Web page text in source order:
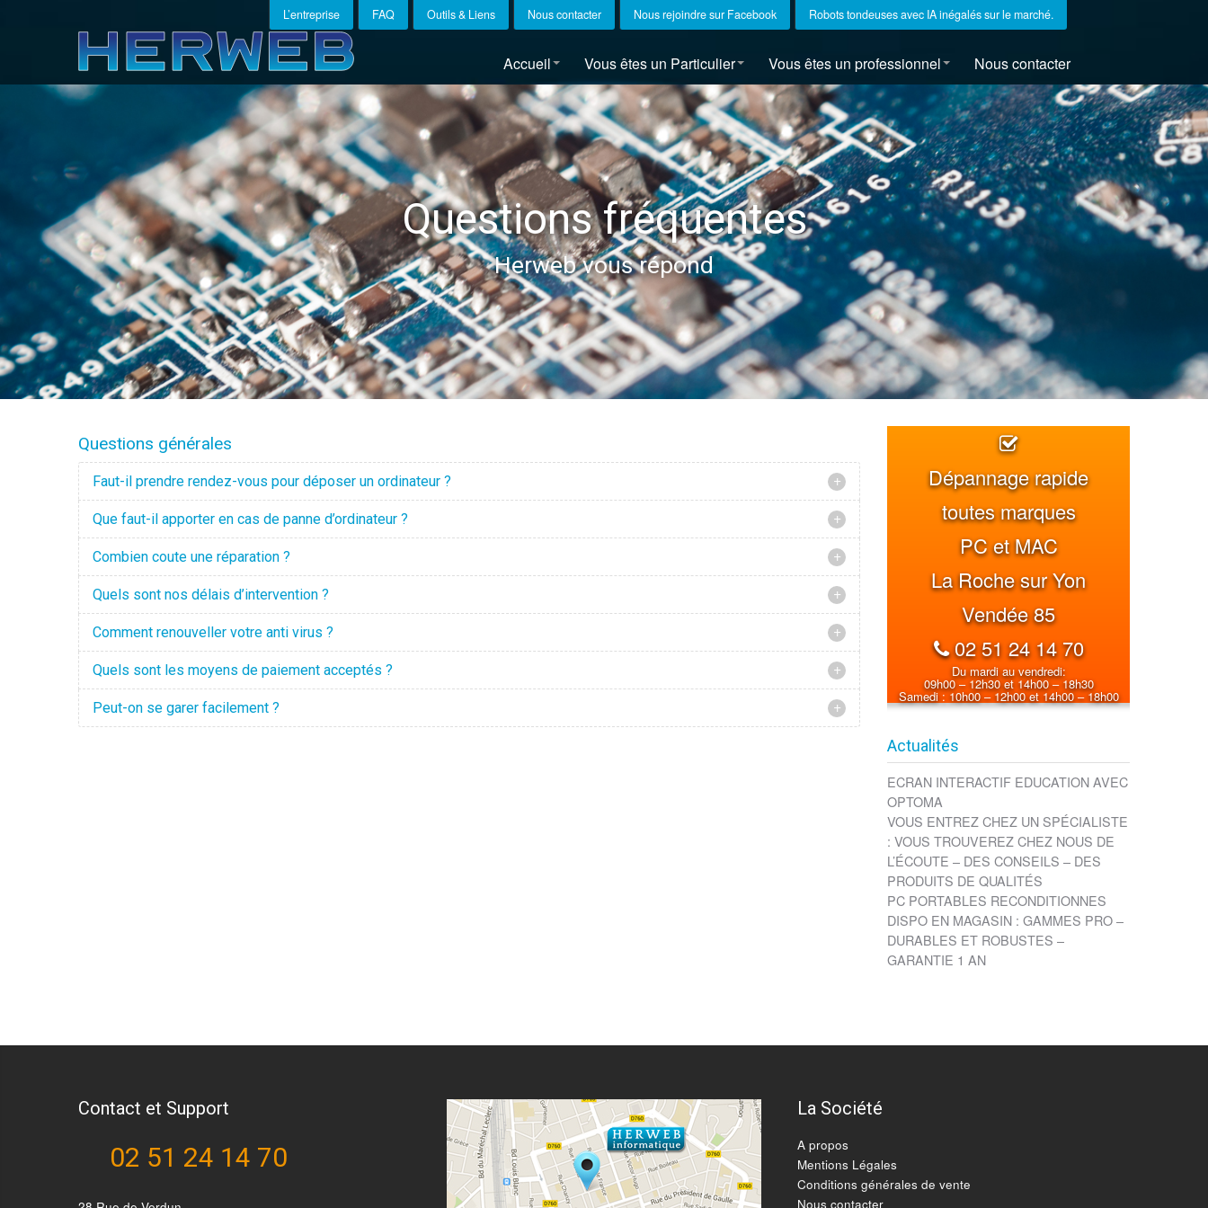
L’entreprise FAQ Outils & Liens Nous contacter Nous rejoindre sur Facebook Robots tondeuses avec IA inégalés sur le marché.
Accueil Vous êtes un Particulier Vous êtes un professionnel Nous contacter
Questions fréquentes
Herweb vous répond
Questions générales
Faut-il prendre rendez-vous pour déposer un ordinateur ?
Que faut-il apporter en cas de panne d’ordinateur ?
Combien coute une réparation ?
Quels sont nos délais d’intervention ?
Comment renouveller votre anti virus ?
Quels sont les moyens de paiement acceptés ?
Peut-on se garer facilement ?
Dépannage rapide
toutes marques
PC et MAC
La Roche sur Yon
Vendée 85
02 51 24 14 70
Du mardi au vendredi:
09h00 – 12h30 et 14h00 – 18h30
Samedi : 10h00 – 12h00 et 14h00 – 18h00
Actualités
ECRAN INTERACTIF EDUCATION AVEC
OPTOMA
VOUS ENTREZ CHEZ UN SPÉCIALISTE
: VOUS TROUVEREZ CHEZ NOUS DE
L’ÉCOUTE – DES CONSEILS – DES
PRODUITS DE QUALITÉS
PC PORTABLES RECONDITIONNES
DISPO EN MAGASIN : GAMMES PRO –
DURABLES ET ROBUSTES –
GARANTIE 1 AN
Contact et Support
02 51 24 14 70
La Société
A propos
Mentions Légales
Conditions générales de vente
Nous contacter